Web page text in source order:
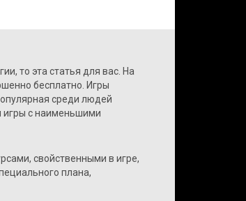
то эта статья для вас. На
бесплатно. Игры
среди людей
игры с наименьшими
свойственными в игре,
плана,